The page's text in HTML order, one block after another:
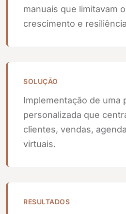
manuais que limitavam
crescimento e
SOLUÇÃO
Implementação de uma
personalizada que
clientes, vendas,
virtuais.
RESULTADOS